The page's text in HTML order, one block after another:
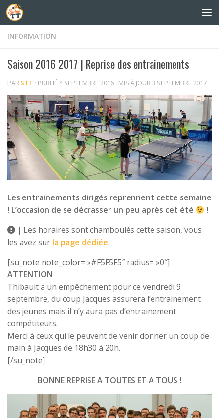
Skip to content
INFORMATION
Saison 2016 2017 | Reprise des entrainements
PAR STT · PUBLIÉ 4 SEPTEMBRE 2016 · MIS À JOUR3 SEPTEMBRE 2017
Les entrainements dirigés reprennent cette semaine
! L’occasion de se décrasser un peu après cet été
!
| Les horaires sont chamboulés cette saison, vous
les avez sur la page dédiée.
[su_note note_color= »#F5F5F5″ radius= »0″]
ATTENTION
Thibault a un empêchement pour ce vendredi 9
septembre, du coup Jacques assurera l’entrainement
des jeunes mais il n’y aura pas d’entrainement
compétiteurs.
Merci à ceux qui le peuvent de venir donner un coup de
main à Jacques de 18h30 à 20h.
[/su_note]
BONNE REPRISE A TOUTES ET A TOUS !